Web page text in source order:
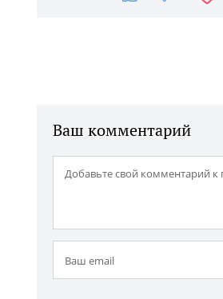
Ваш комментарий